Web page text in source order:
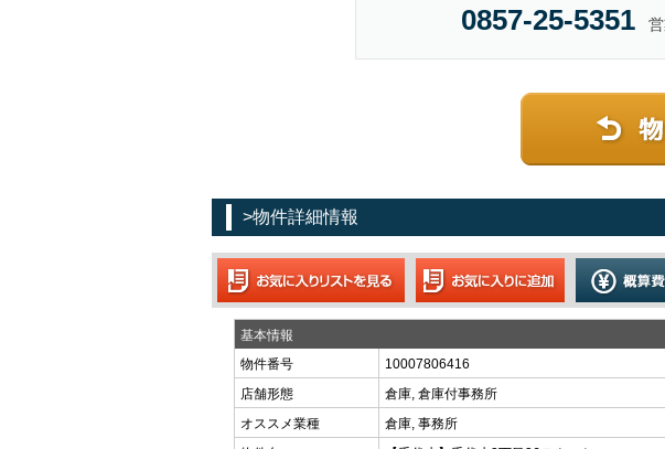
0857-25-5351
>物件詳細情報
基本情報
物件番号
10007806416
店舗形態
倉庫, 倉庫付事務所
オススメ業種
倉庫, 事務所